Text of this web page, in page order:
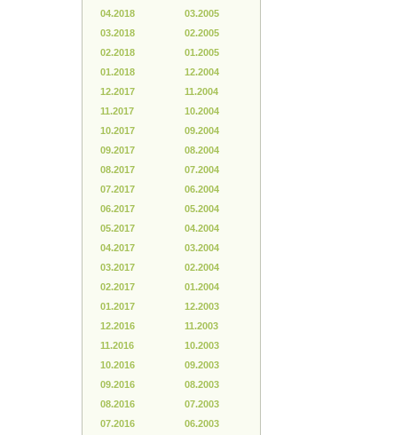
04.2018
03.2018
02.2018
01.2018
12.2017
11.2017
10.2017
09.2017
08.2017
07.2017
06.2017
05.2017
04.2017
03.2017
02.2017
01.2017
12.2016
11.2016
10.2016
09.2016
08.2016
07.2016
03.2005
02.2005
01.2005
12.2004
11.2004
10.2004
09.2004
08.2004
07.2004
06.2004
05.2004
04.2004
03.2004
02.2004
01.2004
12.2003
11.2003
10.2003
09.2003
08.2003
07.2003
06.2003